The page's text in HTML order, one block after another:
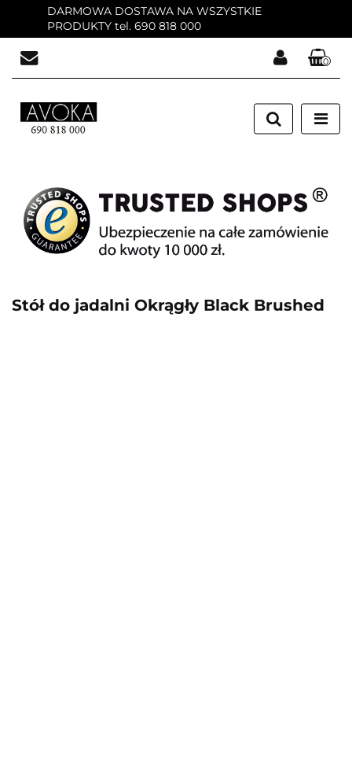
DARMOWA DOSTAWA NA WSZYSTKIE
PRODUKTY tel. 690 818 000
Zaloguj się
Zarejestruj się
0
Stół do jadalni Okrągły Black Brushed